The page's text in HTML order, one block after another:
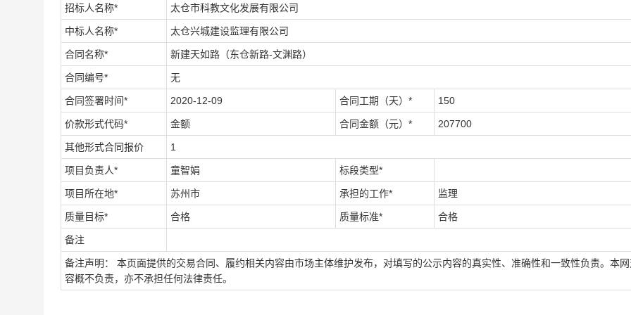
招标人名称* 太仓市科教文化发展有限公司
中标人名称* 太仓兴城建设监理有限公司
合同名称* 新建天如路（东仓新路-文渊路）
合同编号* 无
合同签署时间* 2020-12-09 合同工期（天）* 150
价款形式代码* 金额 合同金额（元）* 207700
其他形式合同报价 1
项目负责人* 童智娟 标段类型*
项目所在地* 苏州市 承担的工作* 监理
质量目标* 合格 质量标准* 合格
备注
备注声明： 本页面提供的交易合同、履约相关内容由市场主体维护发布，对填写的公示内容的真实性、准确性和一致性负责。本
容概不负责，亦不承担任何法律责任。